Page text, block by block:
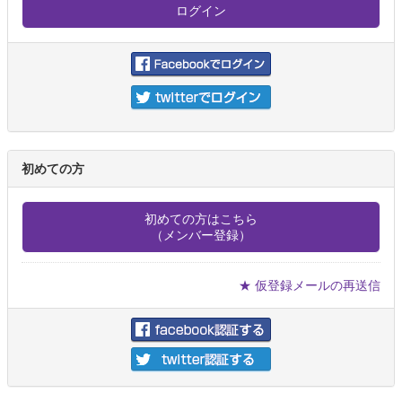
初めての方
初めての方はこちら
（メンバー登録）
★ 仮登録メールの再送信